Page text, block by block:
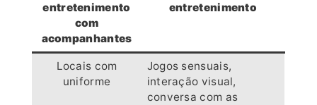
entretenimento
com
acompanhantes
entretenimento
Locais com
uniforme
Jogos sensuais,
interação visual,
conversa com as